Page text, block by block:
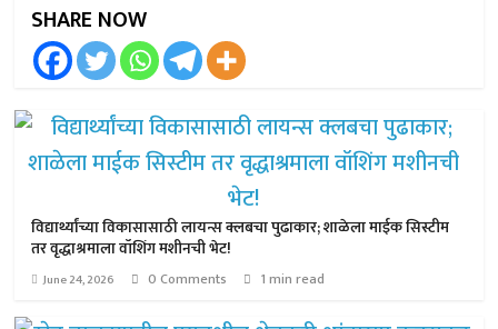
SHARE NOW
विद्यार्थ्यांच्या विकासासाठी लायन्स क्लबचा पुढाकार; शाळेला माईक सिस्टीम
तर वृद्धाश्रमाला वॉशिंग मशीनची भेट!
June 24, 2026 0 Comments 1 min read